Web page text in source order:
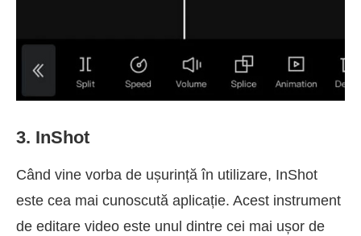
3. InShot
Când vine vorba de ușurință în utilizare, InShot
este cea mai cunoscută aplicație. Acest instrument
de editare video este unul dintre cei mai ușor de